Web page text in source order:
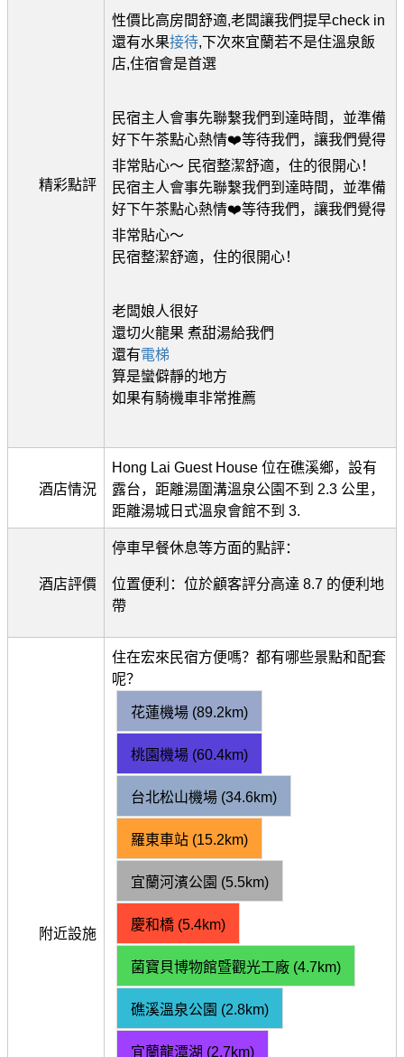
精彩點評
性價比高房間舒適,老闆讓我們提早check in
還有水果接待,下次來宜蘭若不是住溫泉飯
店,住宿會是首選
民宿主人會事先聯繫我們到達時間，並準備
好下午茶點心熱情❤️等待我們，讓我們覺得
非常貼心～ 民宿整潔舒適，住的很開心！
民宿主人會事先聯繫我們到達時間，並準備
好下午茶點心熱情❤️等待我們，讓我們覺得
非常貼心～
民宿整潔舒適，住的很開心！
老闆娘人很好
還切火龍果 煮甜湯給我們
還有電梯
算是蠻僻靜的地方
如果有騎機車非常推薦
酒店情況
Hong Lai Guest House 位在礁溪鄉，設有
露台，距離湯圍溝溫泉公園不到 2.3 公里，
距離湯城日式溫泉會館不到 3.
酒店評價
停車早餐休息等方面的點評：
位置便利：位於顧客評分高達 8.7 的便利地
帶
附近設施
住在宏來民宿方便嗎？都有哪些景點和配套
呢？
花蓮機場 (89.2km)
桃園機場 (60.4km)
台北松山機場 (34.6km)
羅東車站 (15.2km)
宜蘭河濱公園 (5.5km)
慶和橋 (5.4km)
菌寶貝博物館暨觀光工廠 (4.7km)
礁溪溫泉公園 (2.8km)
宜蘭龍潭湖 (2.7km)